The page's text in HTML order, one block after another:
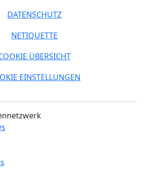
DATENSCHUTZ
NETIQUETTE
ÜBERSICHT
EINSTELLUNGEN